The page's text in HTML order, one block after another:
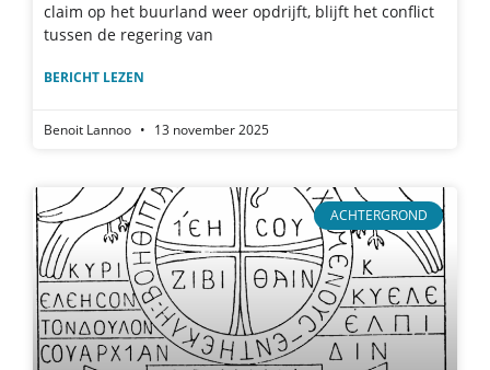
claim op het buurland weer opdrijft, blijft het conflict
tussen de regering van
BERICHT LEZEN
Benoit Lannoo 13 november 2025
ACHTERGROND